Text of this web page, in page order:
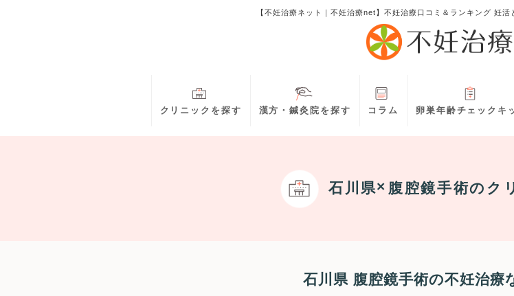
【不妊治療ネット｜不妊治療net】不妊治療口コミ＆ランキング 妊
クリニックを探す 漢方・鍼灸院を探す コラム 卵巣年齢チェックキ
石川県 腹腔鏡手術のク
石川県 腹腔鏡手術の不妊治療